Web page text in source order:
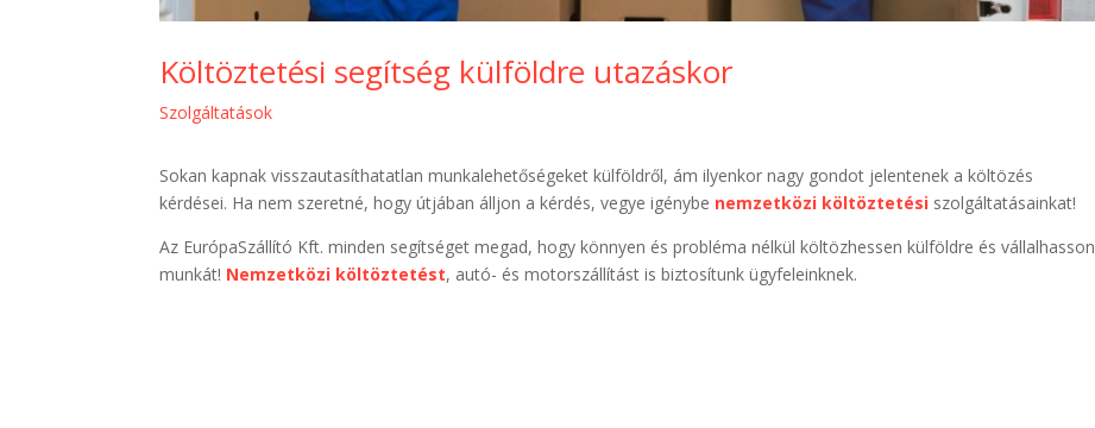
Költöztetési segítség külföldre utazáskor
Szolgáltatások
Sokan kapnak visszautasíthatatlan munkalehetőségeket külföldről, ám ilyenkor nagy gondot jelentenek a költözés
kérdései. Ha nem szeretné, hogy útjában álljon a kérdés, vegye igénybe nemzetközi költöztetési szolgáltatásainkat!
Az EurópaSzállító Kft. minden segítséget megad, hogy könnyen és probléma nélkül költözhessen külföldre és vállalhasson
munkát! Nemzetközi költöztetést, autó- és motorszállítást is biztosítunk ügyfeleinknek.